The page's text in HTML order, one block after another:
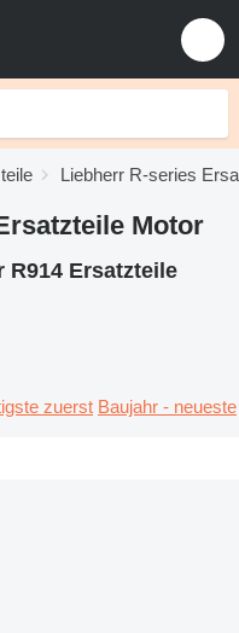
Liebherr R-series
Motor
R914 Ersatzteile
zuerst Baujahr - neueste